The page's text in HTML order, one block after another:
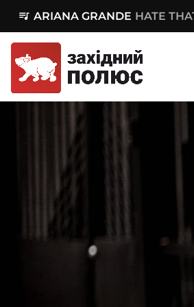
queue_music ARIANA GRANDE HATE